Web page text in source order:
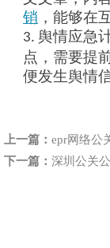
销 ，能够在
3. 舆情应急
点，需要提
便发生舆情
上一篇： epr网络公
下一篇： 深圳公关